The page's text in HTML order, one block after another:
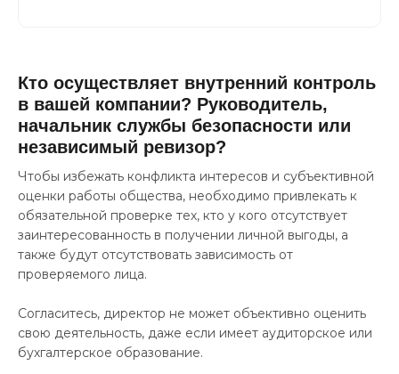
Кто осуществляет внутренний контроль
в вашей компании? Руководитель,
начальник службы безопасности или
независимый ревизор?
Чтобы избежать конфликта интересов и субъективной
оценки работы общества, необходимо привлекать к
обязательной проверке тех, кто у кого отсутствует
заинтересованность в получении личной выгоды, а
также будут отсутствовать зависимость от
проверяемого лица.
Согласитесь, директор не может объективно оценить
свою деятельность, даже если имеет аудиторское или
бухгалтерское образование.